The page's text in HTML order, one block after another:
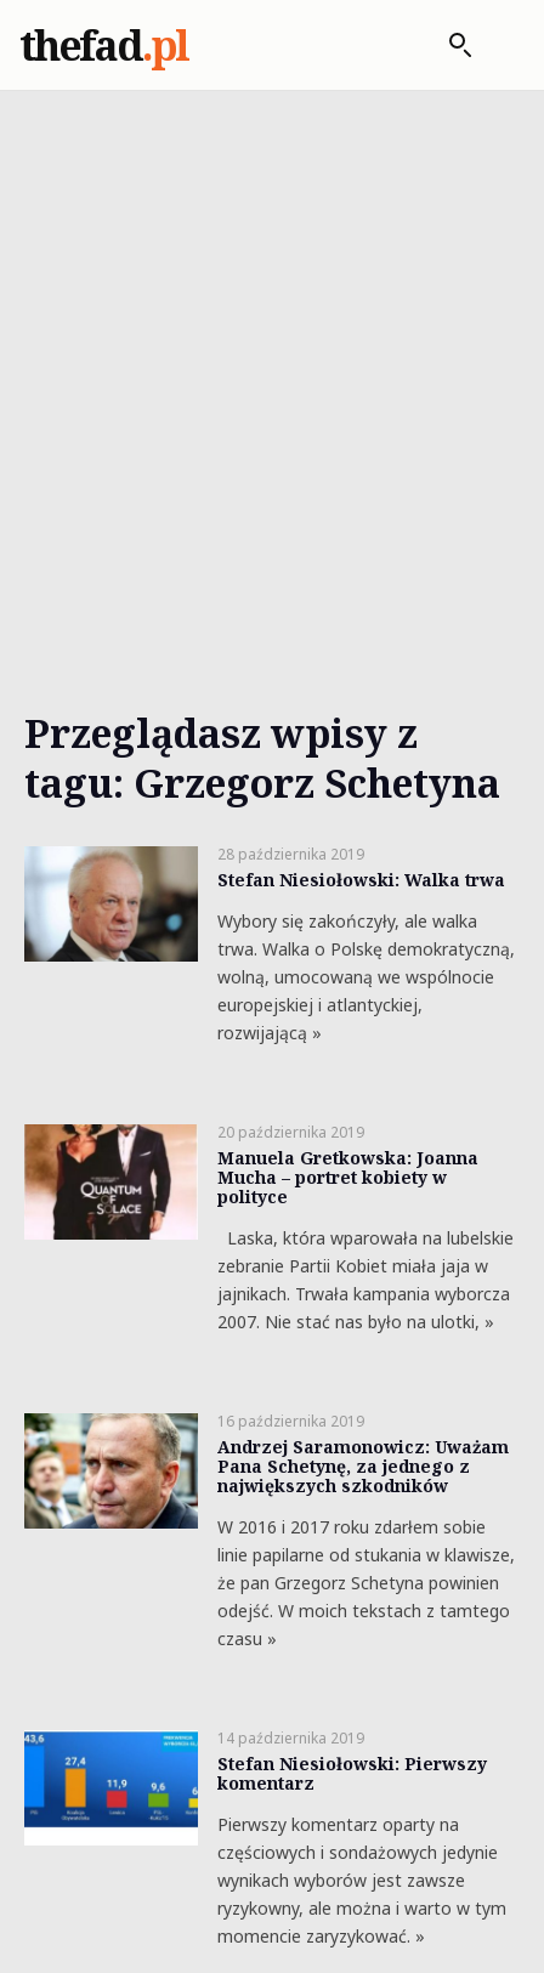
thefad.pl
Przeglądasz wpisy z
tagu: Grzegorz Schetyna
28 października 2019
Stefan Niesiołowski: Walka trwa
Wybory się zakończyły, ale walka
trwa. Walka o Polskę demokratyczną,
wolną, umocowaną we wspólnocie
europejskiej i atlantyckiej,
rozwijającą »
20 października 2019
Manuela Gretkowska: Joanna
Mucha – portret kobiety w
polityce
Laska, która wparowała na lubelskie
zebranie Partii Kobiet miała jaja w
jajnikach. Trwała kampania wyborcza
2007. Nie stać nas było na ulotki, »
16 października 2019
Andrzej Saramonowicz: Uważam
Pana Schetynę, za jednego z
największych szkodników
W 2016 i 2017 roku zdarłem sobie
linie papilarne od stukania w klawisze,
że pan Grzegorz Schetyna powinien
odejść. W moich tekstach z tamtego
czasu »
14 października 2019
Stefan Niesiołowski: Pierwszy
komentarz
Pierwszy komentarz oparty na
częściowych i sondażowych jedynie
wynikach wyborów jest zawsze
ryzykowny, ale można i warto w tym
momencie zaryzykować. »